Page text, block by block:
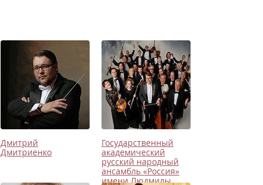
Дмитрий
Дмитриенко
Государственный
академический
русский народный
ансамбль «Россия»
имени Людмилы